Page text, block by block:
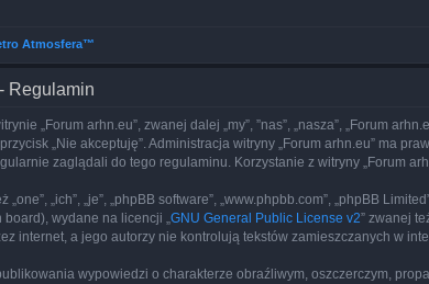
Atmosfera™
Regulamin
„Forum arhn.eu”, zwanej dalej „my”, ”nas”, „nasza”, „Forum
„Nie akceptuję”. Administracja witryny „Forum arhn.eu” ma
zaglądali do tego regulaminu. Korzystanie z witryny „Forum
„one”, „ich”, „je”, „phpBB software”, „www.phpbb.com”, „phpBB
wydane na licencji „GNU General Public License v2” zwanej
internet, a jego autorzy nie kontrolują tekstów zamieszczanych w
wypowiedzi o charakterze obraźliwym, oszczerczym,